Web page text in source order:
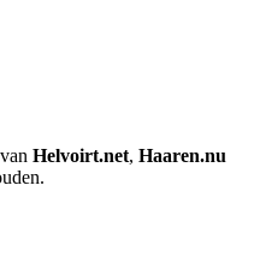
Helvoirt.net, Haaren.nu